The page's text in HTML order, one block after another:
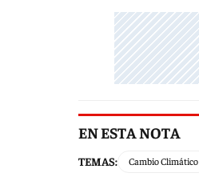
EN ESTA NOTA
TEMAS: Cambio Climático